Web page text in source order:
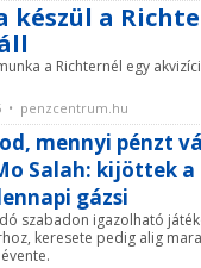
készül a
a Richternél egy
• penzcentrum.hu
mennyi pénzt
Salah: kijöttek a
gázsi
szabadon igazolható
keresete pedig alig